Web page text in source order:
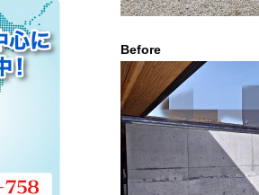
Before